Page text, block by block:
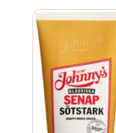
senap som tillverkas i